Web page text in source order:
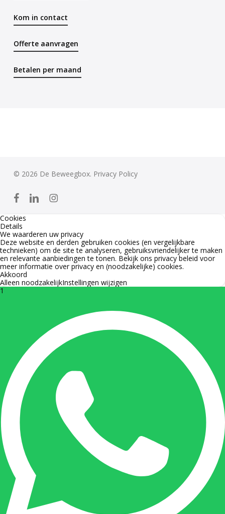
Kom in contact
Offerte aanvragen
Betalen per maand
© 2026 De Beweegbox. Privacy Policy
facebooklinkedininstagram
Cookies
Details
We waarderen uw privacy
Deze website en derden gebruiken cookies (en vergelijkbare
technieken) om de site te analyseren, gebruiksvriendelijker te maken
en relevante aanbiedingen te tonen. Bekijk ons privacy beleid voor
meer informatie over privacy en (noodzakelijke) cookies.
Akkoord
Alleen noodzakelijkInstellingen wijzigen
1